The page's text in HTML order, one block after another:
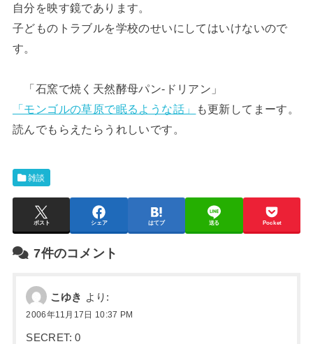
自分を映す鏡であります。
子どものトラブルを学校のせいにしてはいけないので
す。
「石窯で焼く天然酵母パン-ドリアン」
「モンゴルの草原で眠るような話」
も更新してまーす。
読んでもらえたらうれしいです。
雑談
ポスト シェア はてブ 送る Pocket
7件のコメント
こゆき より:
2006年11月17日 10:37 PM
SECRET: 0